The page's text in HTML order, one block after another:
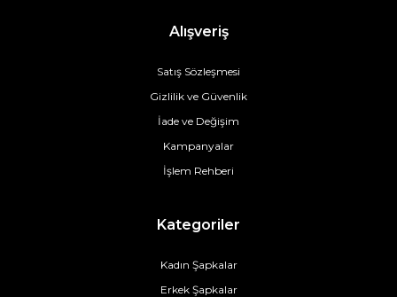
Alışveriş
Satış Sözleşmesi
Gizlilik ve Güvenlik
İade ve Değişim
Kampanyalar
İşlem Rehberi
Kategoriler
Kadın Şapkalar
Erkek Şapkalar